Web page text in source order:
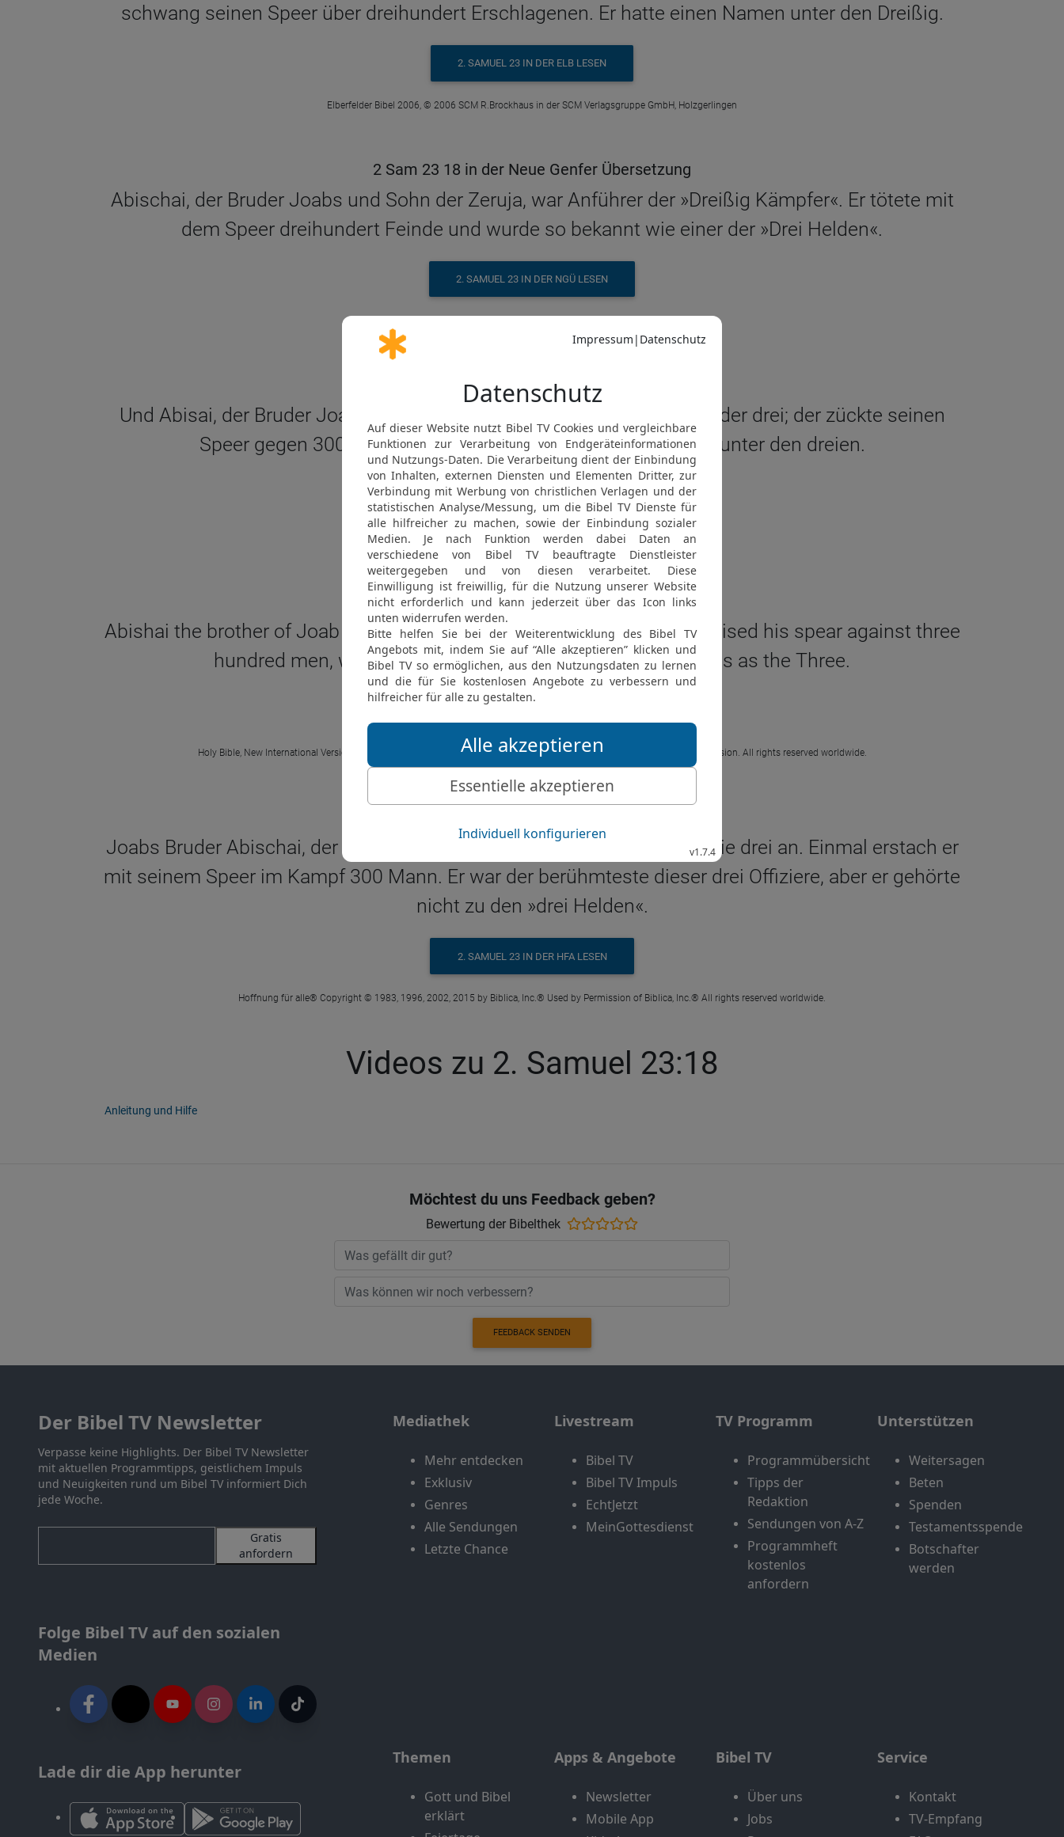
schwang seinen Speer über dreihundert Erschlagenen. Er hatte einen Namen unter den Dreißig.
2. SAMUEL 23 IN DER ELB LESEN
Elberfelder Bibel 2006, © 2006 SCM R.Brockhaus in der SCM Verlagsgruppe GmbH, Holzgerlingen
2 Sam 23 18 in der Neue Genfer Übersetzung
Abischai, der Bruder Joabs und Sohn der Zeruja, war Anführer der »Dreißig Kämpfer«. Er tötete mit
dem Speer dreihundert Feinde und wurde so bekannt wie einer der »Drei Helden«.
2. SAMUEL 23 IN DER NGÜ LESEN
2 Sam 23 18 in der Schlachter 2000
Und Abisai, der Bruder Joabs, der Sohn der Zeruja, der war das Haupt der drei; der zückte seinen
Speer gegen 300, die er erschlug, und er hatte einen Namen unter den dreien.
2. SAMUEL 23 IN DER SLT LESEN
© 2000 Genfer Bibelgesellschaft
2 Sam 23 18 in der New International Version
Abishai the brother of Joab son of Zeruiah was chief of the Three. He raised his spear against three
hundred men, whom he killed, and so he became as famous as the Three.
Holy Bible, New International Version ® (Anglicised), NIV TM Copyright © 1979, 1984, 2011 by Biblica, Inc. Used with permission. All rights reserved worldwide.
Joabs Bruder Abischai, der Sohn von Davids Schwester Zeruja, führte die drei an. Einmal erstach er
mit seinem Speer im Kampf 300 Mann. Er war der berühmteste dieser drei Offiziere, aber er gehörte
nicht zu den »drei Helden«.
2. SAMUEL 23 IN DER HFA LESEN
Hoffnung für alle® Copyright © 1983, 1996, 2002, 2015 by Biblica, Inc.® Used by Permission of Biblica, Inc.® All rights reserved worldwide.
Videos zu 2. Samuel 23:18
Anleitung und Hilfe
Möchtest du uns Feedback geben?
Bewertung der Bibelthek
FEEDBACK SENDEN
Der Bibel TV Newsletter
Verpasse keine Highlights. Der Bibel TV Newsletter
mit aktuellen Programmtipps, geistlichem Impuls
und Neuigkeiten rund um Bibel TV informiert Dich
jede Woche.
Gratis
anfordern
Folge Bibel TV auf den sozialen
Medien
Lade dir die App herunter
Mediathek
Mehr entdecken
Exklusiv
Genres
Alle Sendungen
Letzte Chance
Livestream
Bibel TV
Bibel TV Impuls
EchtJetzt
MeinGottesdienst
TV Programm
Programmübersicht
Tipps der
Redaktion
Sendungen von A-Z
Programmheft
kostenlos
anfordern
Unterstützen
Weitersagen
Beten
Spenden
Testamentsspende
Botschafter
werden
Themen
Gott und Bibel
erklärt
Apps & Angebote
Newsletter
Mobile App
Bibel TV
Über uns
Jobs
Service
Kontakt
TV-Empfang